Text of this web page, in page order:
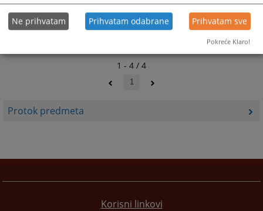
Protok predmeta
for
changing
for
changing
1 - 4 / 4
1
Korisni linkovi
Ne prihvatam Prihvatam odabrane Prihvatam sve
Pokreće Klaro!